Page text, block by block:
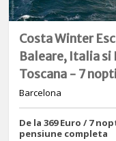
Costa Winter
Baleare, Italia si
Toscana - 7
Barcelona
De la 369 Euro / 7
pensiune completa